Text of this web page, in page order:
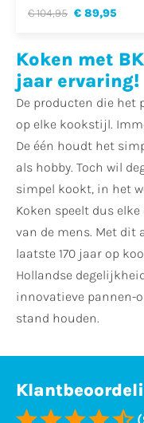
€ 104,95 € 89,95
Koken met
jaar ervaring!
De producten die het
op elke kookstijl.
De één houdt het
als hobby. Toch wil
simpel kookt, in het
Koken speelt dus
van de mens. Met dit
laatste 170 jaar op
Hollandse
innovatieve pannen-
stand houden.